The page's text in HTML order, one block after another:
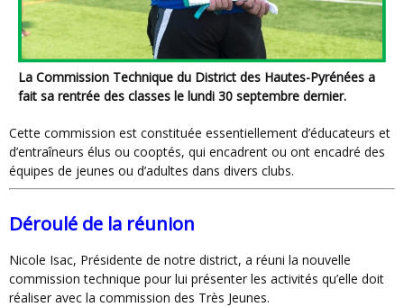
La Commission Technique du District des Hautes-Pyrénées a
fait sa rentrée des classes le lundi 30 septembre dernier.
Cette commission est constituée essentiellement d’éducateurs et
d’entraîneurs élus ou cooptés, qui encadrent ou ont encadré des
équipes de jeunes ou d’adultes dans divers clubs.
Déroulé de la réunion
Nicole Isac, Présidente de notre district, a réuni la nouvelle
commission technique pour lui présenter les activités qu’elle doit
réaliser avec la commission des Très Jeunes.